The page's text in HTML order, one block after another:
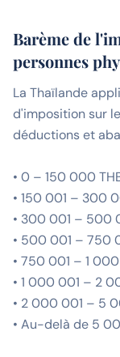
Barème de
personnes
La Thaïlande
d'imposition sur
déductions et
• 0 – 150 000
• 150 001 – 300
• 300 001 – 500
• 500 001 – 750
• 750 001 – 1
• 1 000 001 – 2
• 2 000 001 – 5
• Au-delà de 5